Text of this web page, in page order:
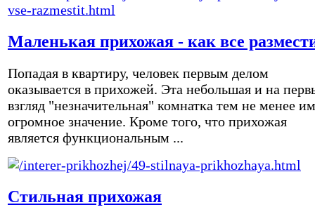
Маленькая прихожая - как все
Попадая в квартиру, человек первым делом
оказывается в прихожей. Эта небольшая и на
взгляд "незначительная" комнатка тем не менее
огромное значение. Кроме того, что прихожая
является функциональным ...
Стильная прихожая